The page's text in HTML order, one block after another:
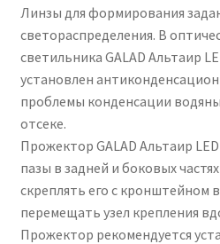
Линзы для формирования
светораспределения. В
светильника GALAD Альтаир
установлен
проблемы конденсации
отсеке.
Прожектор GALAD Альтаир
пазы в задней и боковых
скреплять его с кронштейном
перемещать узел крепления
Прожектор рекомендуется